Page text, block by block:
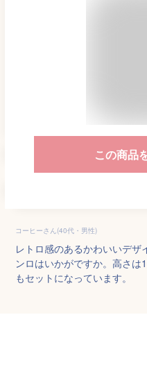
この商品
コーヒーさん(40代・男性)
レトロ感のあるかわいいデザ
ンロはいかがですか。高さ
もセットになっています。